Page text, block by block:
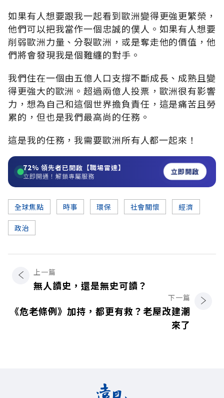
如果有人想要跟我一起看到歐洲變得更強更繁榮，
他們可以把我當作一個忠誠的僕人。如果有人想要
削弱歐洲力量、分裂歐洲，或是奪走他的價值，他
們將會發現我是個難纏的對手。
我們住在一個由五億人口支撐不斷成長、成熟且變
得更強大的歐洲。超過兩億人投票，歐洲很有影響
力，想為自己和這個世界擔負責任，這是痛苦且勞
累的，但也是我們最高尚的任務。
這是我的任務，我需要歐洲所有人都一起來！
72% 領先者已開啟【職場雷達】
立即開通！解鎖專屬服務 立即開啟
全球焦點 時事 環保 社會關懷 經濟
政治
上一篇
無人讀史，還是無史可讀？
下一篇
《危老條例》加持，都更有救？老屋改建潮
來了